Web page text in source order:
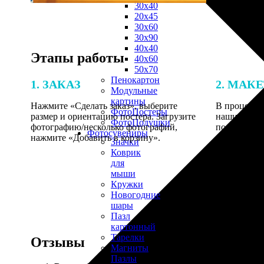
30х40
20х45
30х60
30х90
40х40
40х60
50х70
Пенокартон
Модульные
картины
ФотоПостеры
ФотоПодушки
Фотоcувениры
Значки
Коврик
для
мыши
Кружки
Новогодние
шары
Пазл
картонный
Тарелки
Магниты
Пазлы
Этапы работы
1. ЗАКАЗ
Нажмите «Сделать заказ», выберите
размер и ориентацию постера. Загрузите
фотографию/несколько фотографий,
нажмите «Добавить в корзину».
2.
В процессе
наши
по
Отзывы